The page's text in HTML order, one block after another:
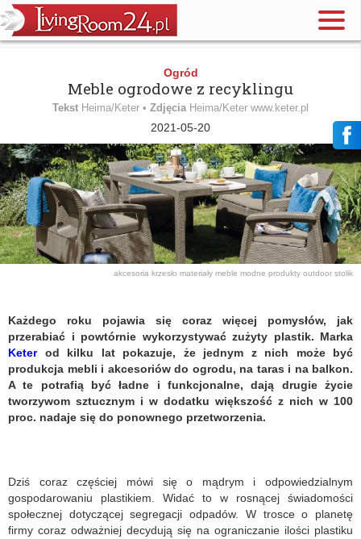
Ogród
Meble ogrodowe z recyklingu
Tekst Heima/Keter • Zdjęcia Heima/Keter www.keter.pl
2021-05-20
akcesoria krzesło materiały meble modne produkty outdoor stolik
Każdego roku pojawia się coraz więcej pomysłów, jak
przerabiać i powtórnie wykorzystywać zużyty plastik. Marka
Keterod kilku lat pokazuje, że jednym z nich może być
produkcja mebli i akcesoriów do ogrodu, na taras i na balkon.
A te potrafią być ładne i funkcjonalne, dają drugie życie
tworzywom sztucznym i w dodatku większość z nich w 100
proc. nadaje się do ponownego przetworzenia.
Dziś coraz częściej mówi się o mądrym i odpowiedzialnym
gospodarowaniu plastikiem. Widać to w rosnącej świadomości
społecznej dotyczącej segregacji odpadów. W trosce o planetę
firmy coraz odważniej decydują się na ograniczanie ilości plastiku